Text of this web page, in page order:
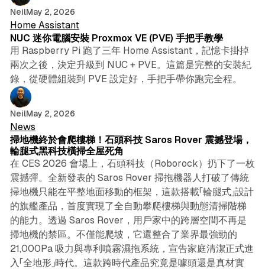
NeilMay 2, 2026
Home Assistant
NUC 迷你電腦安裝 Proxmox VE (PVE) 手把手教學
用 Raspberry Pi 跑了三年 Home Assistant，記憶卡掛掉
兩次之後，決定升級到 NUC + PVE。這篇是完整的安裝紀
錄，從硬體組裝到 PVE 設定好，手把手帶你跑完全程。
NeilMay 2, 2026
News
掃地機終於會爬樓梯！石頭科技 Saros Rover 震撼登場，
輪腿式黑科技橫掃全屋死角
在 CES 2026 會場上，石頭科技（Roborock）扔下了一枚
震撼彈。全新發表的 Saros Rover 掃拖機器人打破了傳統
掃地機只能在平整地面移動的框架，這款搭載「輪腿式」設計
的旗艦產品，首度實現了全自動攀爬樓梯與動態清掃階梯
的能力。透過 Saros Rover，用戶家中的跨層空間不再是
掃地機的禁區。不僅能爬坡，它還整合了業界最強勁的
21,000Pa 吸力與專利噴霧濕拖系統，宣告家庭清潔正式進
入「全地形」時代。這款跨時代產品究竟是噱頭還是真材實